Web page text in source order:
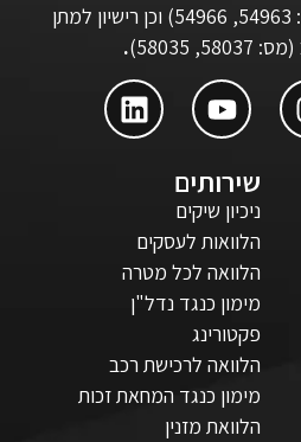
למתן אשראי – מורחב (מס': 54963, 54966) וכן רישיון למתן
58035)
.
שירותים
ניכיון שיקים
הלוואות לעסקים
הלוואה לכל מטרה
מימון כנגד נדל"ן
פקטורינג
הלוואה לרכישת רכב
מימון כנגד המחאת זכות
הלוואת מזנין